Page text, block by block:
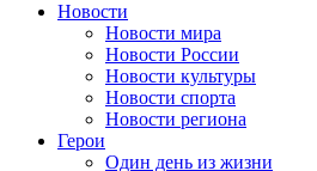
Новости
Новости мира
Новости России
Новости культуры
Новости спорта
Новости региона
Герои
Один день из жизни